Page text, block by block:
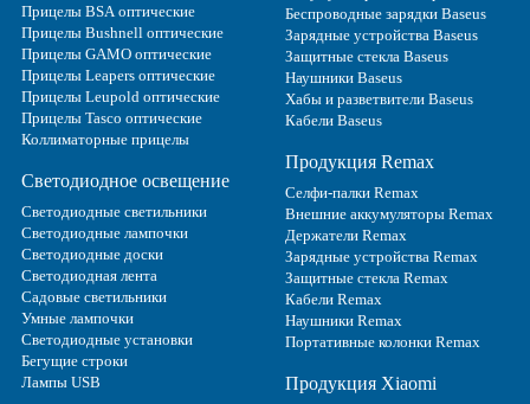
Прицелы BSA оптические
Прицелы Bushnell оптические
Прицелы GAMO оптические
Прицелы Leapers оптические
Прицелы Leupold оптические
Прицелы Tasco оптические
Коллиматорные прицелы
Светодиодное освещение
Светодиодные светильники
Светодиодные лампочки
Светодиодные доски
Светодиодная лента
Садовые светильники
Умные лампочки
Светодиодные установки
Бегущие строки
Лампы USB
Беспроводные зарядки Baseus
Зарядные устройства Baseus
Защитные стекла Baseus
Наушники Baseus
Хабы и разветвители Baseus
Кабели Baseus
Продукция Remax
Селфи-палки Remax
Внешние аккумуляторы Remax
Держатели Remax
Зарядные устройства Remax
Защитные стекла Remax
Кабели Remax
Наушники Remax
Портативные колонки Remax
Продукция Xiaomi